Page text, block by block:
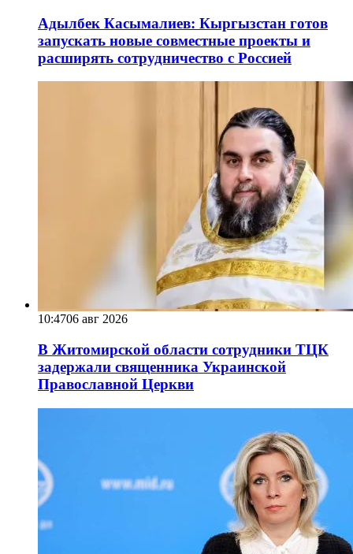
Адылбек Касымалиев: Кыргызстан готов
запускать новые совместные проекты и
расширять сотрудничество с Россией
10:4706 авг 2026
В Житомирской области сотрудники ТЦК
задержали священника Украинской
Православной Церкви